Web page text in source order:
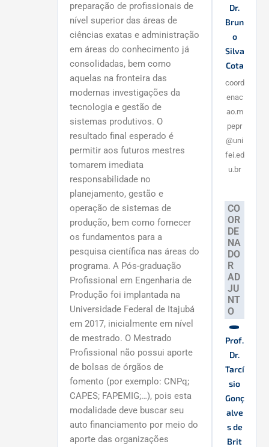
preparação de profissionais de
nível superior das áreas de
ciências exatas e administração
em áreas do conhecimento já
consolidadas, bem como
aquelas na fronteira das
modernas investigações da
tecnologia e gestão de
sistemas produtivos. O
resultado final esperado é
permitir aos futuros mestres
tomarem imediata
responsabilidade no
planejamento, gestão e
operação de sistemas de
produção, bem como fornecer
os fundamentos para a
pesquisa científica nas áreas do
programa. A Pós-graduação
Profissional em Engenharia de
Produção foi implantada na
Universidade Federal de Itajubá
em 2017, inicialmente em nível
de mestrado. O Mestrado
Profissional não possui aporte
de bolsas de órgãos de
fomento (por exemplo: CNPq;
CAPES; FAPEMIG;…), pois esta
modalidade deve buscar seu
auto financiamento por meio do
aporte das organizações
Dr.
Brun
o
Silva
Cota
coord
enac
ao.m
pepr
@uni
fei.ed
u.br
CO
OR
DE
NA
DO
R
AD
JU
NT
O
Prof.
Dr.
Tarcí
sio
Gonç
alve
s de
Brit